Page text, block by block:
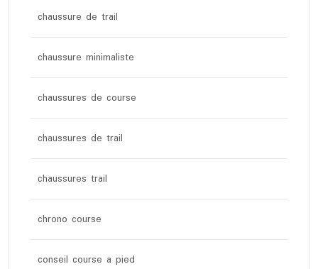
chaussure de trail
chaussure minimaliste
chaussures de course
chaussures de trail
chaussures trail
chrono course
conseil course a pied